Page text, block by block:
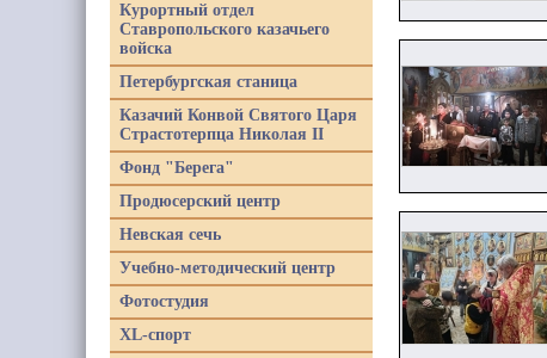
Курортный отдел
Ставропольского казачьего
войска
Петербургская станица
Казачий Конвой Святого Царя
Страстотерпца Николая II
Фонд "Берега"
Продюсерский центр
Невская сечь
Учебно-методический центр
Фотостудия
XL-спорт